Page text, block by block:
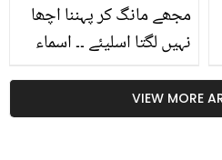
مجھے مانگ کر پہننا اچھا
نہیں لگتا اسلیئے ۔۔ اسماء
پہنے سے متعلق کیا کہہ
دیا؟
VIEW MORE